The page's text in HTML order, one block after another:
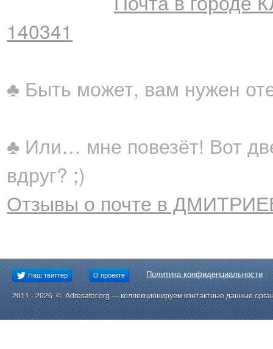
140341
♣ Быть может, вам нужен
♣ Или… мне повезёт! Вот
вдруг? ;)
Отзывы о почте в
Наш твиттер О проекте Политика конфиденциальности
2011 - 2026 © Adresator.org — коллекционируем контактные данные